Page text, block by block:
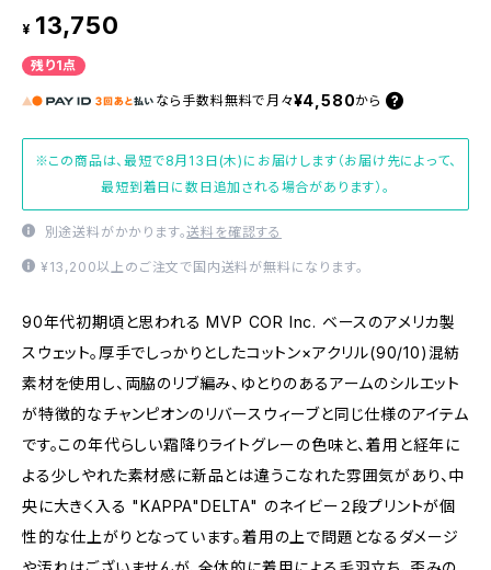
¥ 13,750
残り1点
なら 手数料無料で 月々¥4,580から
※この商品は、最短で8月13日(木)にお届けします（お届け先によって、
最短到着日に数日追加される場合があります）。
別途送料がかかります。送料を確認する
¥13,200以上のご注文で国内送料が無料になります。
90年代初期頃と思われる MVP COR Inc. ベースのアメリカ製
スウェット。厚手でしっかりとしたコットン×アクリル(90/10)混紡
素材を使用し、両脇のリブ編み、ゆとりのあるアームのシルエット
が特徴的なチャンピオンのリバースウィーブと同じ仕様のアイテム
です。この年代らしい霜降りライトグレーの色味と、着用と経年に
よる少しやれた素材感に新品とは違うこなれた雰囲気があり、中
央に大きく入る "KAPPA"DELTA" のネイビー２段プリントが個
性的な仕上がりとなっています。着用の上で問題となるダメージ